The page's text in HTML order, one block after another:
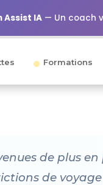
Assist IA— Un coach
Formations
de plus
de